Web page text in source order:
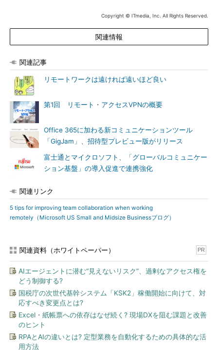
（3）効果的なオンラインミーティングを実施する
「Microsoft Skype for Business」を使えば、遠隔地にいるメ
上がる。また、ドキュメントやプレゼンテーションを共有できる
機能も、プロジェクト進捗確認などの場では特に効果的に使え
る。
（4）連絡を取りやすくする
チームメンバーが別のメンバーにプロジェクトの詳細を確認し
たい場合は、ビジネスチャットツールの「Skype for Business」
を使えば、「今、在席しているか／会話できるか」といった相手
の都合を確認した上でコミュニケーションをすぐ開始できる。返
信に待ち時間を要する電子メールや、相手の都合を強制的に確保
（5）360度のプロジェクト管理を行う
「Microsoft Project」を利用すれば、複雑なプロジェクトの進
Online」により、プロジェクトのステータスや顧客の要件を可視
化し、メンバー全員でそれらを共有できるようになる。
Copyright © ITmedia, Inc. All Rights Reserved.
関連情報
関連記事
リモートワークは遠ければ遠いほど良い
第1回 リモート・アクセスVPNの概要
Office 365に加わる新コミュニケーションツール
「GigJam」、招待型プレビュー版がリリース
富士通とマイクロソフト、「グローバルコミュニケー
ション基盤」の導入促進で連携強化
関連リンク
5 tips for improving team collaboration when working
remotely（Microsoft US Small and Midsize Businessブログ）
関連資料（ホワイトペーパー） PR
AIエージェントに潜む“見えないリスク”、過剰なアクセス権を
どう制御する?
国税庁の次世代基幹システム「KSK2」稼働開始に向けて、対
応すべき変更点とは?
Excel・紙帳票への依存はなぜ続く? 現場DXを阻む課題と改善
のヒント
RPAとAIの違いとは? 定型業務を自動化するための具体的な活
用方法